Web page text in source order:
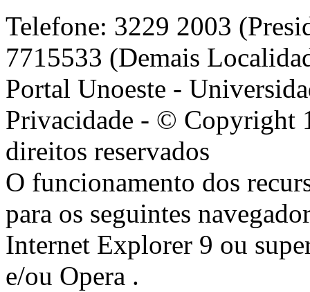
Telefone: 3229 2003
7715533 (Demais
Portal Unoeste -
Privacidade - © Copyright
direitos reservados
O funcionamento dos
para os seguintes
Internet Explorer 9 ou
e/ou Opera .